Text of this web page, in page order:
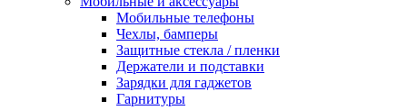
Мобильные телефоны
Чехлы, бамперы
Защитные стекла / пленки
Держатели и подставки
Зарядки для гаджетов
Гарнитуры